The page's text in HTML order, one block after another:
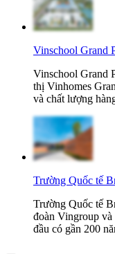
Vinschool Grand
Vinschool Grand
thị Vinhomes
và chất lượng
Trường Quốc tế
Trường Quốc tế
đoàn Vingroup
đầu có gần 200